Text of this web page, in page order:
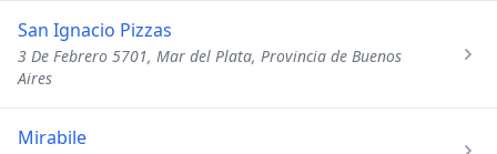
San Ignacio Pizzas
3 De Febrero 5701, Mar del Plata, Provincia de Buenos
Aires
Mirabile